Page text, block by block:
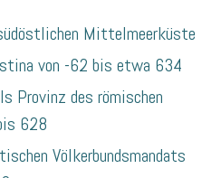
Mittelmeerküste
von -62 bis etwa 634
Provinz des römischen
628
Völkerbundsmandats